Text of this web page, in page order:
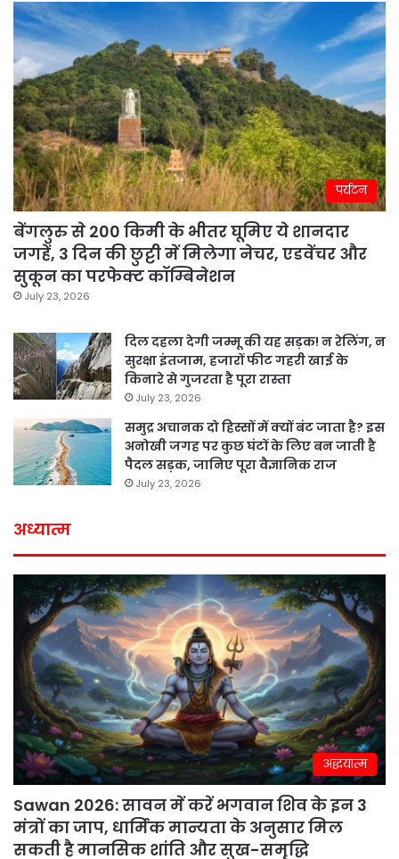
पर्यटन
बेंगलुरु से 200 किमी के भीतर घूमिए ये शानदार
जगहें, 3 दिन की छुट्टी में मिलेगा नेचर, एडवेंचर और
सुकून का परफेक्ट कॉम्बिनेशन
July 23, 2026
दिल दहला देगी जम्मू की यह सड़क! न रेलिंग, न
सुरक्षा इंतजाम, हजारों फीट गहरी खाई के
किनारे से गुजरता है पूरा रास्ता
July 23, 2026
समुद्र अचानक दो हिस्सों में क्यों बंट जाता है? इस
अनोखी जगह पर कुछ घंटों के लिए बन जाती है
पैदल सड़क, जानिए पूरा वैज्ञानिक राज
July 23, 2026
अध्यात्म
अद्धयात्म
Sawan 2026: सावन में करें भगवान शिव के इन 3
मंत्रों का जाप, धार्मिक मान्यता के अनुसार मिल
सकती है मानसिक शांति और सुख-समृद्धि